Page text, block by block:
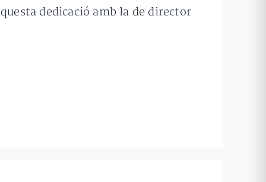
dedicació amb la de director